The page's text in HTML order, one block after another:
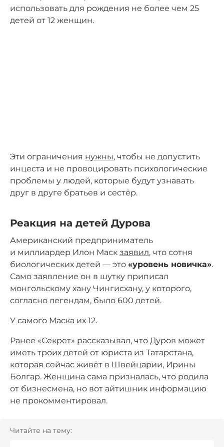
использовать для рождения не более чем 25
детей от 12 женщин.
Эти ограничения нужны, чтобы не допустить
инцеста и не провоцировать психологические
проблемы у людей, которые будут узнавать
друг в друге братьев и сестёр.
Реакция на детей Дурова
Американский предприниматель
и миллиардер Илон Маск заявил, что сотня
биологических детей — это «уровень новичка».
Само заявление он в шутку приписал
монгольскому хану Чингисхану, у которого,
согласно легендам, было 600 детей.
У самого Маска их 12.
Ранее «Секрет» рассказывал, что Дуров может
иметь троих детей от юриста из Татарстана,
которая сейчас живёт в Швейцарии, Ирины
Болгар. Женщина сама призналась, что родила
от бизнесмена, но вот айтишник информацию
не прокомментировал.
Читайте на тему: